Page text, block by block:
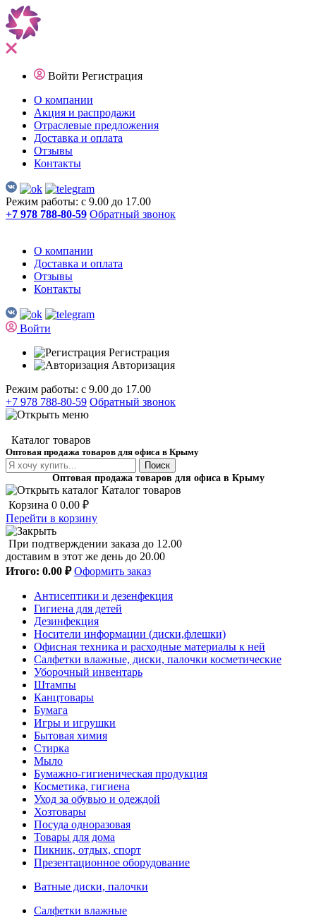
Войти Регистрация
О компании
Акция и распродажи
Отраслевые предложения
Доставка и оплата
Отзывы
Контакты
Режим работы: с 9.00 до 17.00
+7 978 788-80-59 Обратный звонок
О компании
Доставка и оплата
Отзывы
Контакты
Войти
Регистрация
Авторизация
Режим работы: с 9.00 до 17.00
+7 978 788-80-59 Обратный звонок
Каталог товаров
Оптовая продажа товаров для офиса в Крыму
Поиск
Оптовая продажа товаров для офиса в Крыму
Каталог товаров
Корзина 0 0.00 ₽
Перейти в корзину
При подтверждении заказа до 12.00
доставим в этот же день до 20.00
Итого: 0.00 ₽ Оформить заказ
Антисептики и дезенфекция
Гигиена для детей
Дезинфекция
Носители информации (диски,флешки)
Офисная техника и расходные материалы к ней
Салфетки влажные, диски, палочки косметические
Уборочный инвентарь
Штампы
Канцтовары
Бумага
Игры и игрушки
Бытовая химия
Стирка
Мыло
Бумажно-гигиеническая продукция
Косметика, гигиена
Уход за обувью и одеждой
Хозтовары
Посуда одноразовая
Товары для дома
Пикник, отдых, спорт
Презентационное оборудование
Ватные диски, палочки
Салфетки влажные